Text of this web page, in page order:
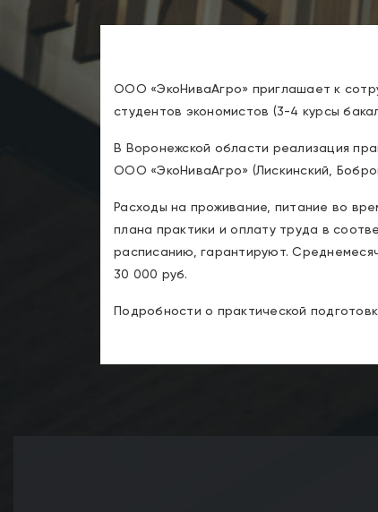
ООО «ЭкоНиваАгро» приглашает к
студентов экономистов (3-4 курсы
В Воронежской области реализация
ООО «ЭкоНиваАгро» (Лискинский,
Расходы на проживание, питание во
плана практики и оплату труда в
расписанию, гарантируют.
30 000 руб.
Подробности о практической